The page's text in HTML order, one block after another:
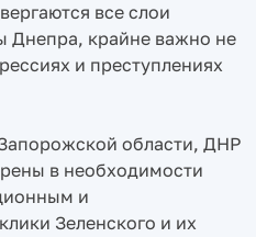
все слои
Днепра, крайне важно не
и преступлениях
области, ДНР
в необходимости
и
Зеленского и их